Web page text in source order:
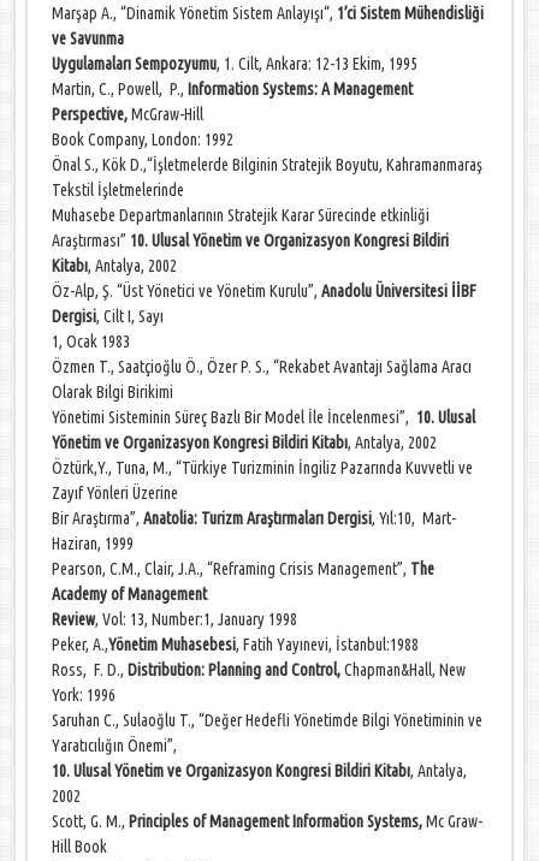
Marşap A., “Dinamik Yönetim Sistem Anlayışı“, 1’ci Sistem Mühendisliği
ve Savunma
Uygulamaları Sempozyumu, 1. Cilt, Ankara: 12-13 Ekim, 1995
Martin, C., Powell, P., Information Systems: A Management
Perspective,McGraw-Hill
Book Company, London: 1992
Önal S., Kök D.,“İşletmelerde Bilginin Stratejik Boyutu, Kahramanmaraş
Tekstil İşletmelerinde
Muhasebe Departmanlarının Stratejik Karar Sürecinde etkinliği
Araştırması” 10. Ulusal Yönetim ve Organizasyon Kongresi Bildiri
Kitabı, Antalya, 2002
Öz-Alp, Ş. “Üst Yönetici ve Yönetim Kurulu”,Anadolu Üniversitesi İİBF
Dergisi, Cilt I, Sayı
1, Ocak 1983
Özmen T., Saatçioğlu Ö., Özer P. S., “Rekabet Avantajı Sağlama Aracı
Olarak Bilgi Birikimi
Yönetimi Sisteminin Süreç Bazlı Bir Model İle İncelenmesi”, 10. Ulusal
Yönetim ve Organizasyon Kongresi Bildiri Kitabı, Antalya, 2002
Öztürk,Y., Tuna, M., “Türkiye Turizminin İngiliz Pazarında Kuvvetli ve
Zayıf Yönleri Üzerine
Bir Araştırma”, Anatolia: Turizm Araştırmaları Dergisi, Yıl:10, Mart-
Haziran, 1999
Pearson, C.M., Clair, J.A., “Reframing Crisis Management”, The
Academy of Management
Review, Vol: 13, Number:1, January 1998
Peker, A.,Yönetim Muhasebesi, Fatih Yayınevi, İstanbul:1988
Ross, F. D.,Distribution: Planning and Control,Chapman&Hall, New
York: 1996
Saruhan C., Sulaoğlu T., “Değer Hedefli Yönetimde Bilgi Yönetiminin ve
Yaratıcılığın Önemi”,
10. Ulusal Yönetim ve Organizasyon Kongresi Bildiri Kitabı, Antalya,
2002
Scott, G. M.,Principles of Management Information Systems,Mc Graw-
Hill Book